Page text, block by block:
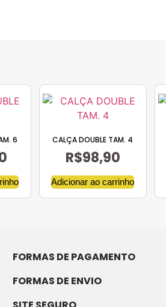
6 CALÇA DOUBLE TAM. 4
R$98,90
Adicionar ao carrinho
FORMAS DE PAGAMENTO
FORMAS DE ENVIO